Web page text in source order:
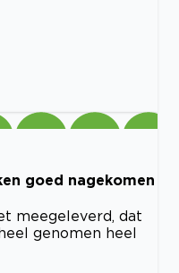
goed nagekomen
meegeleverd, dat
genomen heel